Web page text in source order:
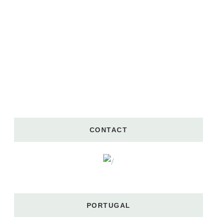
CONTACT
PORTUGAL